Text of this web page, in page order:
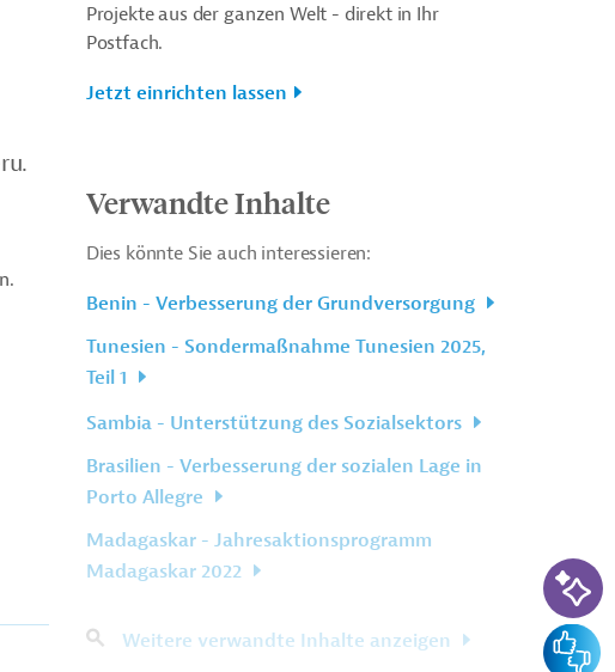
Projekte aus der ganzen Welt - direkt in Ihr
Postfach.
Jetzt einrichten lassen
Verwandte Inhalte
Dies könnte Sie auch interessieren:
Benin - Verbesserung der Grundversorgung
Tunesien - Sondermaßnahme Tunesien 2025,
Teil 1
Sambia - Unterstützung des Sozialsektors
Brasilien - Verbesserung der sozialen Lage in
Porto Allegre
Madagaskar - Jahresaktionsprogramm
Madagaskar 2022
Weitere verwandte Inhalte anzeigen
KI-